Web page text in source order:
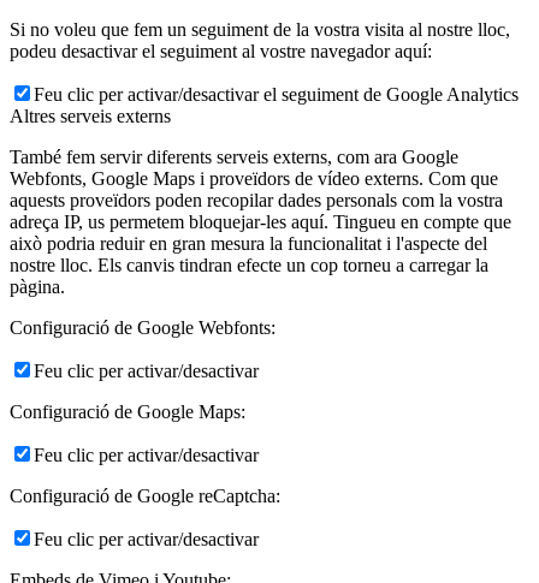
Si no voleu que fem un seguiment de la vostra visita al nostre lloc,
podeu desactivar el seguiment al vostre navegador aquí:
Feu clic per activar/desactivar el seguiment de Google Analytics
Altres serveis externs
També fem servir diferents serveis externs, com ara Google
Webfonts, Google Maps i proveïdors de vídeo externs. Com que
aquests proveïdors poden recopilar dades personals com la vostra
adreça IP, us permetem bloquejar-les aquí. Tingueu en compte que
això podria reduir en gran mesura la funcionalitat i l'aspecte del
nostre lloc. Els canvis tindran efecte un cop torneu a carregar la
pàgina.
Configuració de Google Webfonts:
Feu clic per activar/desactivar
Configuració de Google Maps:
Feu clic per activar/desactivar
Configuració de Google reCaptcha:
Feu clic per activar/desactivar